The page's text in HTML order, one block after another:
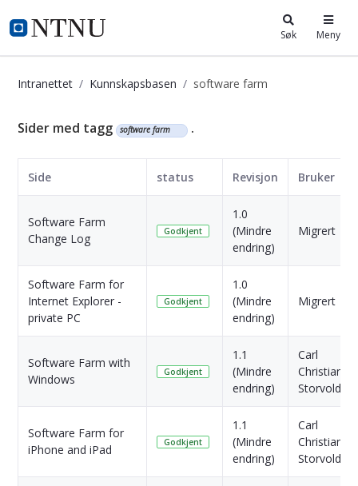
i.ntnu.no Søk Meny
Intranettet Kunnskapsbasen software farm
Kunnskapsbasen
Sider med tagg software farm .
Side status Revisjon Bruker
Software Farm
Change Log
Godkjent
1.0
(Mindre
endring)
Migrert
Software Farm for
Internet Explorer -
private PC
Godkjent
1.0
(Mindre
endring)
Migrert
Software Farm with
Windows
Godkjent
1.1
(Mindre
endring)
Carl
Christian
Storvold
Software Farm for
iPhone and iPad
Godkjent
1.1
(Mindre
endring)
Carl
Christian
Storvold